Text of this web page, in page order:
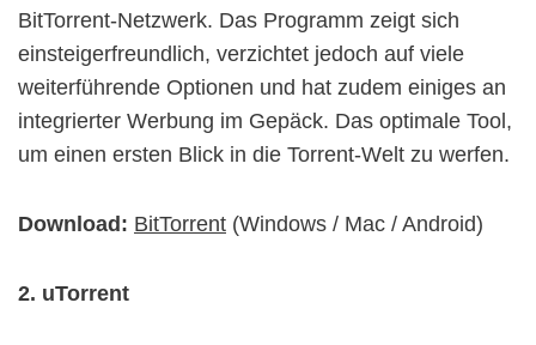
BitTorrent-Netzwerk. Das Programm zeigt sich
einsteigerfreundlich, verzichtet jedoch auf viele
weiterführende Optionen und hat zudem einiges an
integrierter Werbung im Gepäck. Das optimale Tool,
um einen ersten Blick in die Torrent-Welt zu werfen.
Download: BitTorrent (Windows / Mac / Android)
2. uTorrent